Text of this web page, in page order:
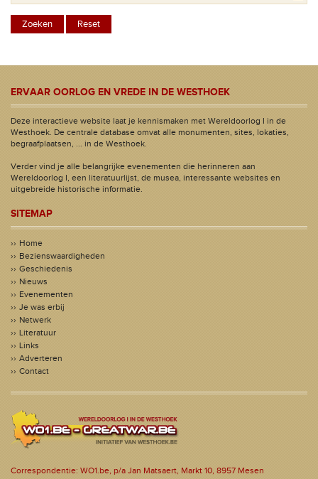
ERVAAR OORLOG EN VREDE IN DE WESTHOEK
Deze interactieve website laat je kennismaken met Wereldoorlog I in de
Westhoek. De centrale database omvat alle monumenten, sites, lokaties,
begraafplaatsen, ... in de Westhoek.
Verder vind je alle belangrijke evenementen die herinneren aan
Wereldoorlog I, een literatuurlijst, de musea, interessante websites en
uitgebreide historische informatie.
SITEMAP
Home
Bezienswaardigheden
Geschiedenis
Nieuws
Evenementen
Je was erbij
Netwerk
Literatuur
Links
Adverteren
Contact
Correspondentie: WO1.be, p/a Jan Matsaert, Markt 10, 8957 Mesen